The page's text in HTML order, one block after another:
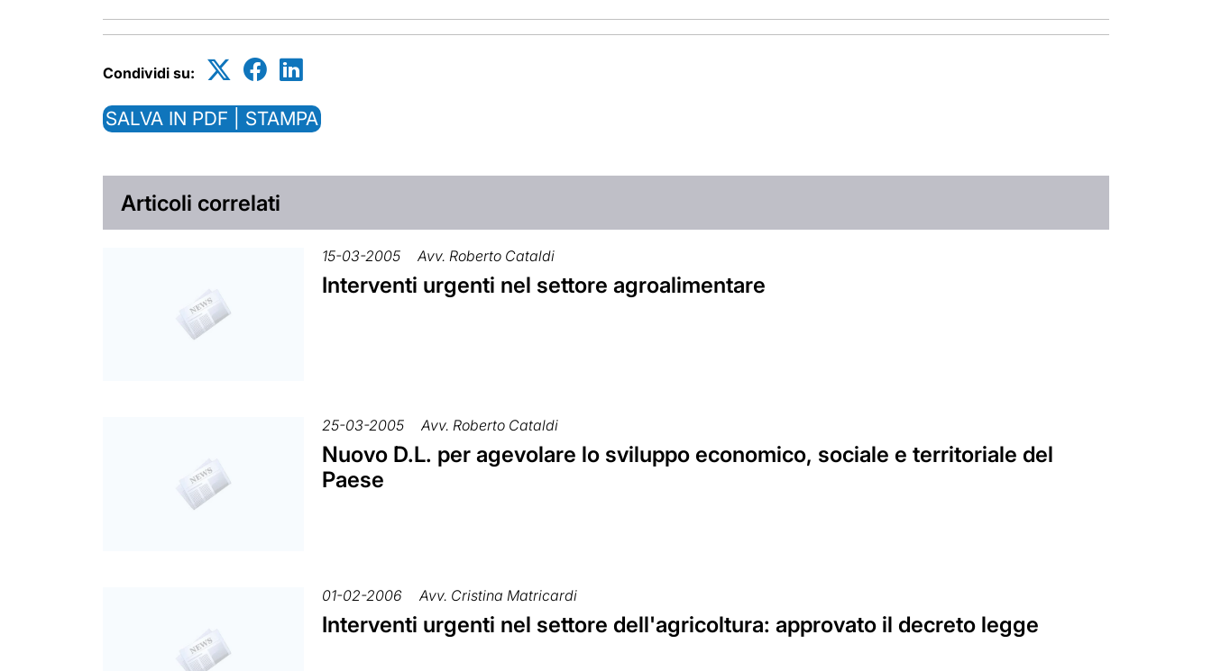
Condividi su:
SALVA IN PDF | STAMPA
Articoli correlati
15-03-2005 Avv. Roberto Cataldi
Interventi urgenti nel settore agroalimentare
25-03-2005 Avv. Roberto Cataldi
Nuovo D.L. per agevolare lo sviluppo economico, sociale e territoriale del
Paese
01-02-2006 Avv. Cristina Matricardi
Interventi urgenti nel settore dell'agricoltura: approvato il decreto legge